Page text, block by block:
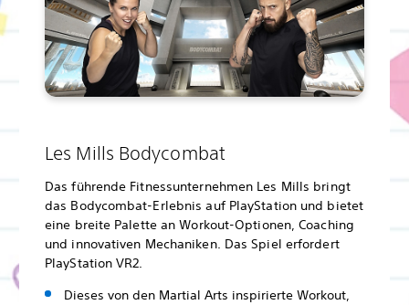
Les Mills Bodycombat
Das führende Fitnessunternehmen Les Mills bringt
das Bodycombat-Erlebnis auf PlayStation und bietet
eine breite Palette an Workout-Optionen, Coaching
und innovativen Mechaniken. Das Spiel erfordert
PlayStation VR2.
Dieses von den Martial Arts inspirierte Workout,